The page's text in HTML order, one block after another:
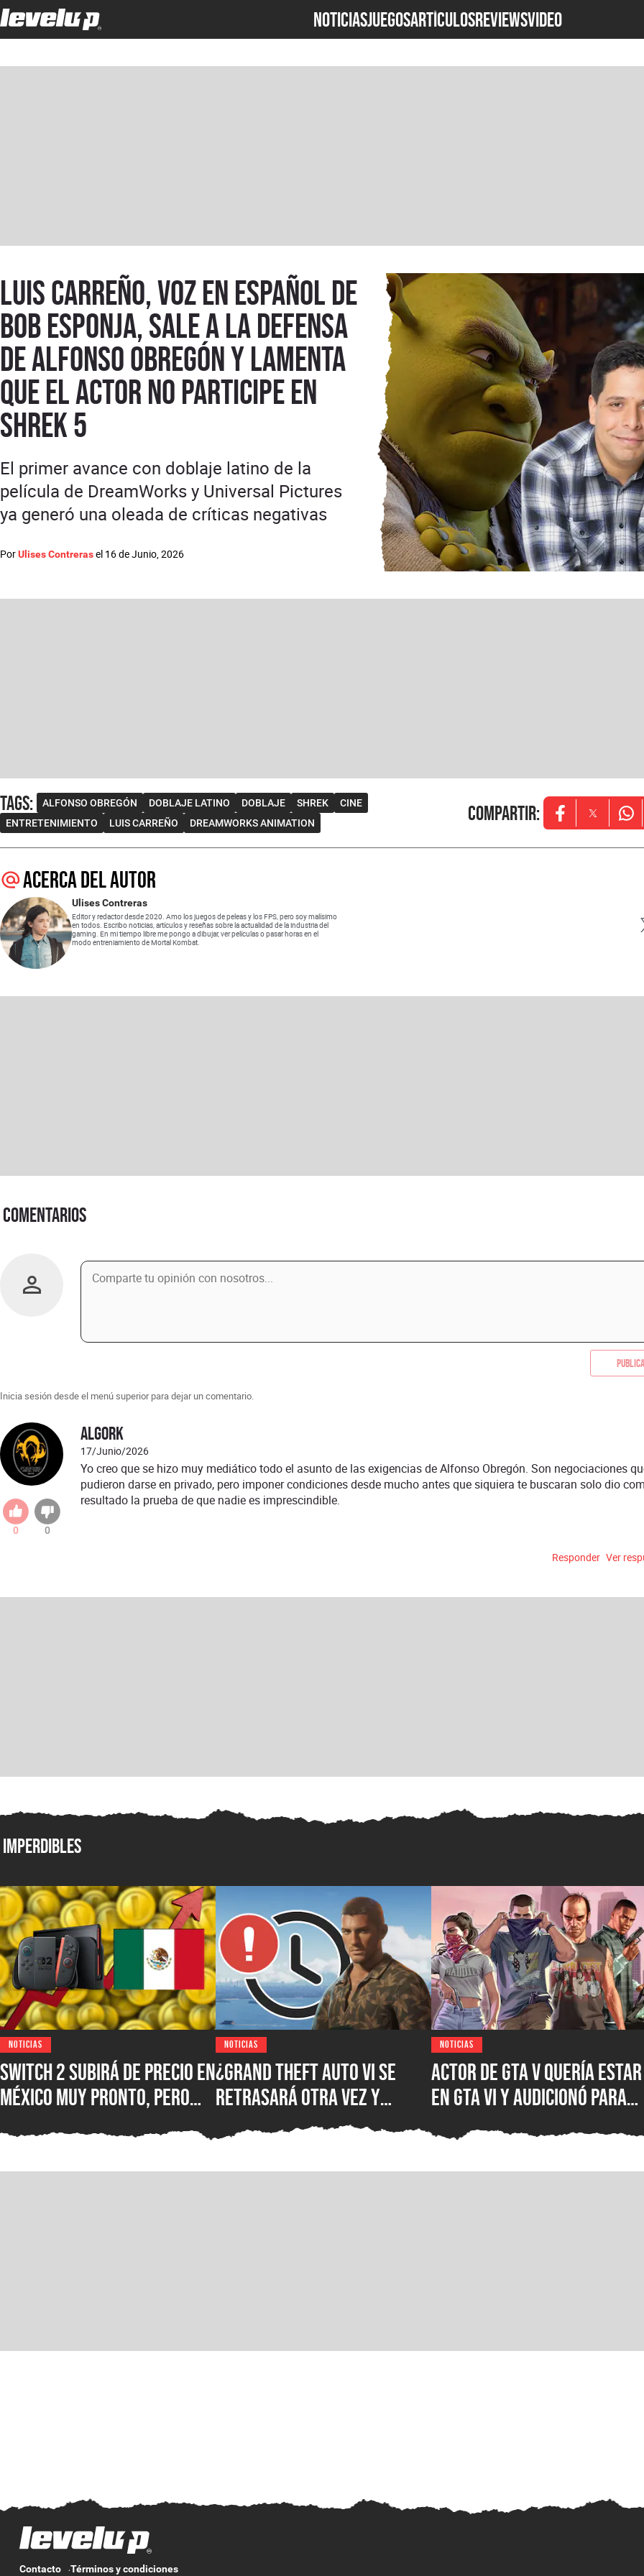
NOTICIASJUEGOSARTÍCULOSREVIEWSVideo
Luis Carreño, voz en español de
Bob Esponja, sale a la defensa
de Alfonso Obregón y lamenta
que el actor no participe en
Shrek 5
PorUlises Contrerasel 16 de Junio, 2026
El primer avance con doblaje latino de la
película de DreamWorks y Universal Pictures
ya generó una oleada de críticas negativas
Tags: ALFONSO OBREGÓN DOBLAJE LATINO DOBLAJE SHREK
CINE
ENTRETENIMIENTO
LUIS CARREÑO DREAMWORKS ANIMATION Compartir: Opens in new
Opens in
Acerca del autor
Ulises Contreras
Editor y redactor desde 2020. Amo los juegos de peleas y los FPS, pero soy malísimo
en todos. Escribo noticias, artículos y reseñas sobre la actualidad de la industria del
gaming. En mi tiempo libre me pongo a dibujar, ver películas o pasar horas en el
modo entreniamiento de Mortal Kombat.
Comentarios
Inicia sesión desde el menú superior para dejar un comentario.
Algork
17/Junio/2026
0 0
Yo creo que se hizo muy mediático todo el asunto de las exigencias de Alfonso Obregón. Son negociaciones
pudieron darse en privado, pero imponer condiciones desde mucho antes que siquiera te buscaran solo dio
resultado la prueba de que nadie es imprescindible.
Responder Ver
Imperdibles
NOTICIAS
Switch 2 subirá de precio en
México muy pronto, pero
incluido y meses sin
NOTICIAS
¿Grand Theft Auto VI se
retrasará otra vez y
debutará hasta 2027?
Dueños de Rockstar Games
hablan del tema y dan la
NOTICIAS
Actor de GTA V quería estar
en GTA VI y audicionó para
llevó una decepción por
parte de Rockstar Games
Contacto Términos y condiciones